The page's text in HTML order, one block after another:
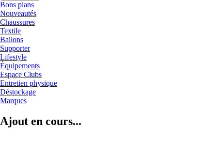
Bons plans
Nouveautés
Chaussures
Textile
Ballons
Supporter
Lifestyle
Équipements
Espace Clubs
Entretien physique
Déstockage
Marques
Ajout en cours...